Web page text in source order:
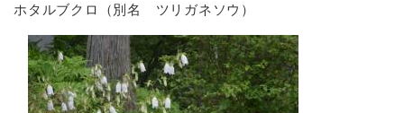
ホタルブクロ（別名 ツリガネソウ）